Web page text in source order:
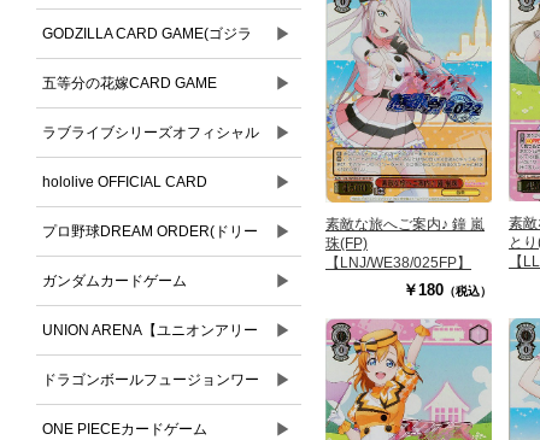
GODZILLA CARD GAME(ゴジラ
カードゲーム)
▶
五等分の花嫁CARD GAME ▶
ラブライブシリーズオフィシャル
カードゲーム
▶
hololive OFFICIAL CARD
GAME(ホロライブオフィシャルカ
ードゲーム)
▶
プロ野球DREAM ORDER(ドリー
ムオーダー)
▶
ガンダムカードゲーム ▶
UNION ARENA【ユニオンアリー
ナ】
▶
ドラゴンボールフュージョンワー
ルド
▶
ONE PIECEカードゲーム ▶
素敵な旅へご案内♪ 鐘 嵐
珠(FP)
【LNJ/WE38/025FP】
￥180 （税込）
素
と
【